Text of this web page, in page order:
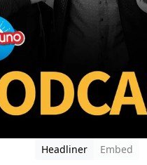
Headliner
Embed